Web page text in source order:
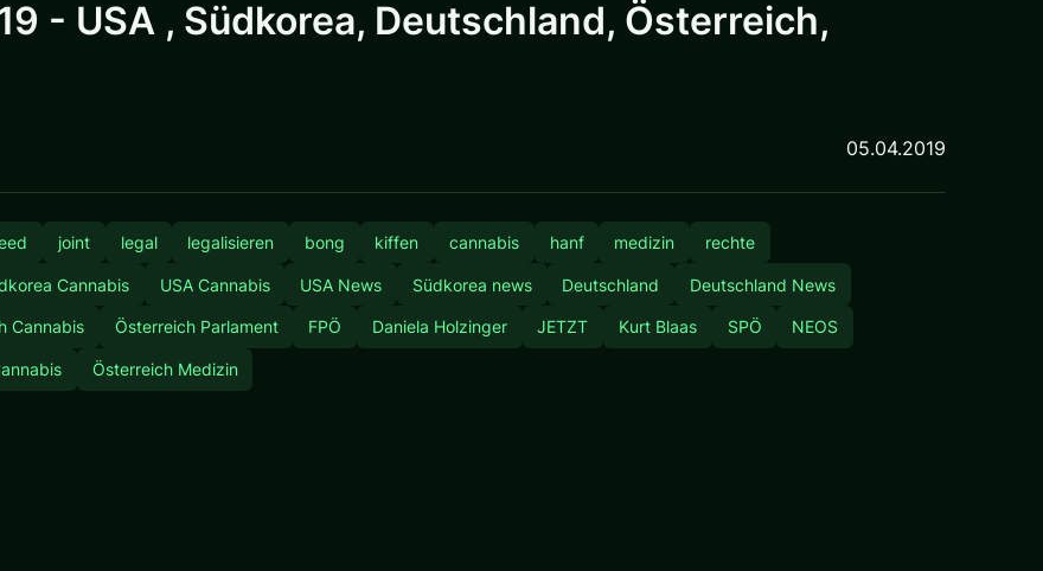
- USA , Südkorea, Deutschland, Österreich,
05.04.2019
joint legal legalisieren bong kiffen cannabis hanf medizin rechte
Cannabis USA Cannabis USA News Südkorea news Deutschland Deutschland News
Cannabis Österreich Parlament FPÖ Daniela Holzinger JETZT Kurt Blaas SPÖ NEOS
Österreich Medizin